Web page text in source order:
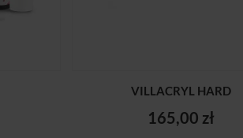
VILLACRYL HARD
165,00 zł